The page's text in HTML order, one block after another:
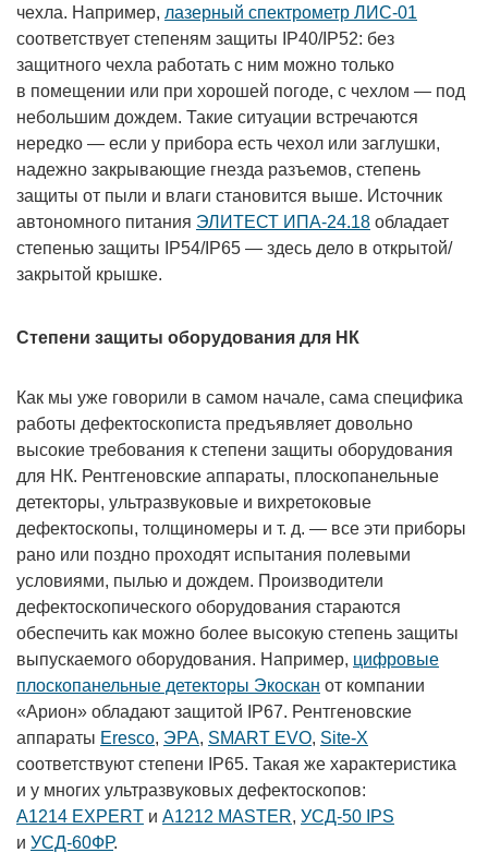
чехла. Например, лазерный спектрометр ЛИС-01
соответствует степеням защиты IP40/IP52: без
защитного чехла работать с ним можно только
в помещении или при хорошей погоде, с чехлом — под
небольшим дождем. Такие ситуации встречаются
нередко — если у прибора есть чехол или заглушки,
надежно закрывающие гнезда разъемов, степень
защиты от пыли и влаги становится выше. Источник
автономного питания ЭЛИТЕСТ ИПА-24.18 обладает
степенью защиты IP54/IP65 — здесь дело в открытой/
закрытой крышке.
Степени защиты оборудования для НК
Как мы уже говорили в самом начале, сама специфика
работы дефектоскописта предъявляет довольно
высокие требования к степени защиты оборудования
для НК. Рентгеновские аппараты, плоскопанельные
детекторы, ультразвуковые и вихретоковые
дефектоскопы, толщиномеры и т. д. — все эти приборы
рано или поздно проходят испытания полевыми
условиями, пылью и дождем. Производители
дефектоскопического оборудования стараются
обеспечить как можно более высокую степень защиты
выпускаемого оборудования. Например, цифровые
плоскопанельные детекторы Экоскан от компании
«Арион» обладают защитой IP67. Рентгеновские
аппараты Eresco, ЭРА, SMART EVO, Site-X
соответствуют степени IP65. Такая же характеристика
и у многих ультразвуковых дефектоскопов:
А1214 EXPERT и А1212 MASTER, УСД-50 IPS
и УСД-60ФР.